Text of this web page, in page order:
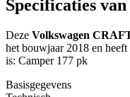
Specificaties
Deze Volkswagen
het bouwjaar 2018 en
is: Camper 177 pk
Basisgegevens